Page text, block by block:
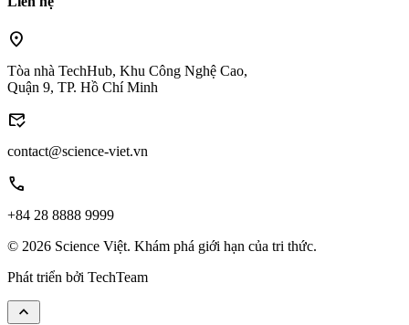
location_on
Tòa nhà TechHub, Khu Công Nghệ Cao,
Quận 9, TP. Hồ Chí Minh
mark_email_read
contact@science-viet.vn
call
+84 28 8888 9999
© 2026 Science Việt. Khám phá giới hạn của tri thức.
Phát triển bởi TechTeam
keyboard_arrow_up